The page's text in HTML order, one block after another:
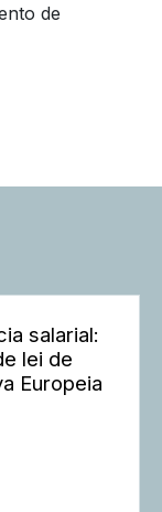
de
salarial:
lei de
Europeia